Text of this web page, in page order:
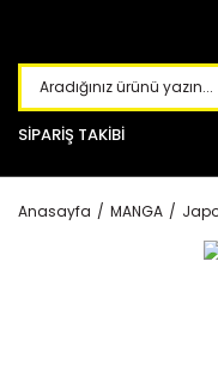
SİPARİŞ TAKİBİ
Anasayfa MANGA